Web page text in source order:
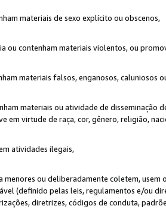
materiais de sexo explícito ou obscenos,
ou contenham materiais violentos, ou
materiais falsos, enganosos, caluniosos
materiais ou atividade de disseminação
em virtude de raça, cor, gênero, religião,
atividades ilegais,
ou deliberadamente coletem, usem
(definido pelas leis, regulamentos e/ou
diretrizes, códigos de conduta,